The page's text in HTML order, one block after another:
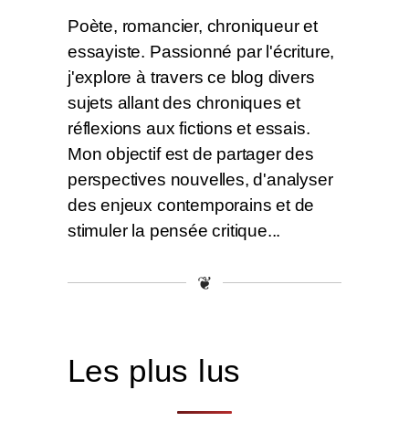
Poète, romancier, chroniqueur et
essayiste. Passionné par l'écriture,
j'explore à travers ce blog divers
sujets allant des chroniques et
réflexions aux fictions et essais.
Mon objectif est de partager des
perspectives nouvelles, d'analyser
des enjeux contemporains et de
stimuler la pensée critique...
❦
Les plus lus